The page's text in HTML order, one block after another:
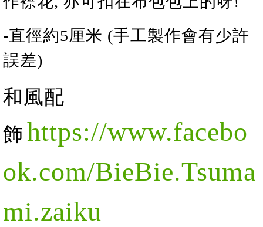
-直徑約5厘米 (手工製作會有少許
誤差)
和風配
飾 https://www.facebo
ok.com/BieBie.Tsuma
mi.zaiku